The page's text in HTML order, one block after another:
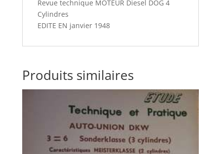
Revue technique MOTEUR Diesel DOG 4
Cylindres
EDITE EN janvier 1948
Produits similaires